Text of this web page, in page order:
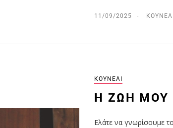
11/09/2025 ΚΟΥΝΈΛΙ
ΚΟΥΝΈΛΙ
Η ΖΩΉ ΜΟΥ
Ελάτε να γνωρίσουμε